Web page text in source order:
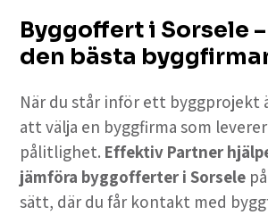
Byggoffert i Sorsele
den bästa
När du står inför ett byggprojekt
att välja en byggfirma som
pålitlighet. Effektiv Partner
jämföra byggofferter i Sorsele
sätt, där du får kontakt med